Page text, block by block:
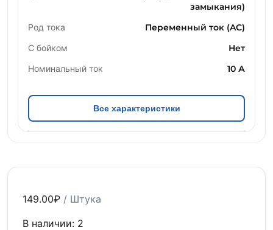
замыкания)
Род тока Переменный ток (AC)
С бойком Нет
Номинальный ток 10 А
Все характеристики
149.00₽ / Штука
В наличии: 2